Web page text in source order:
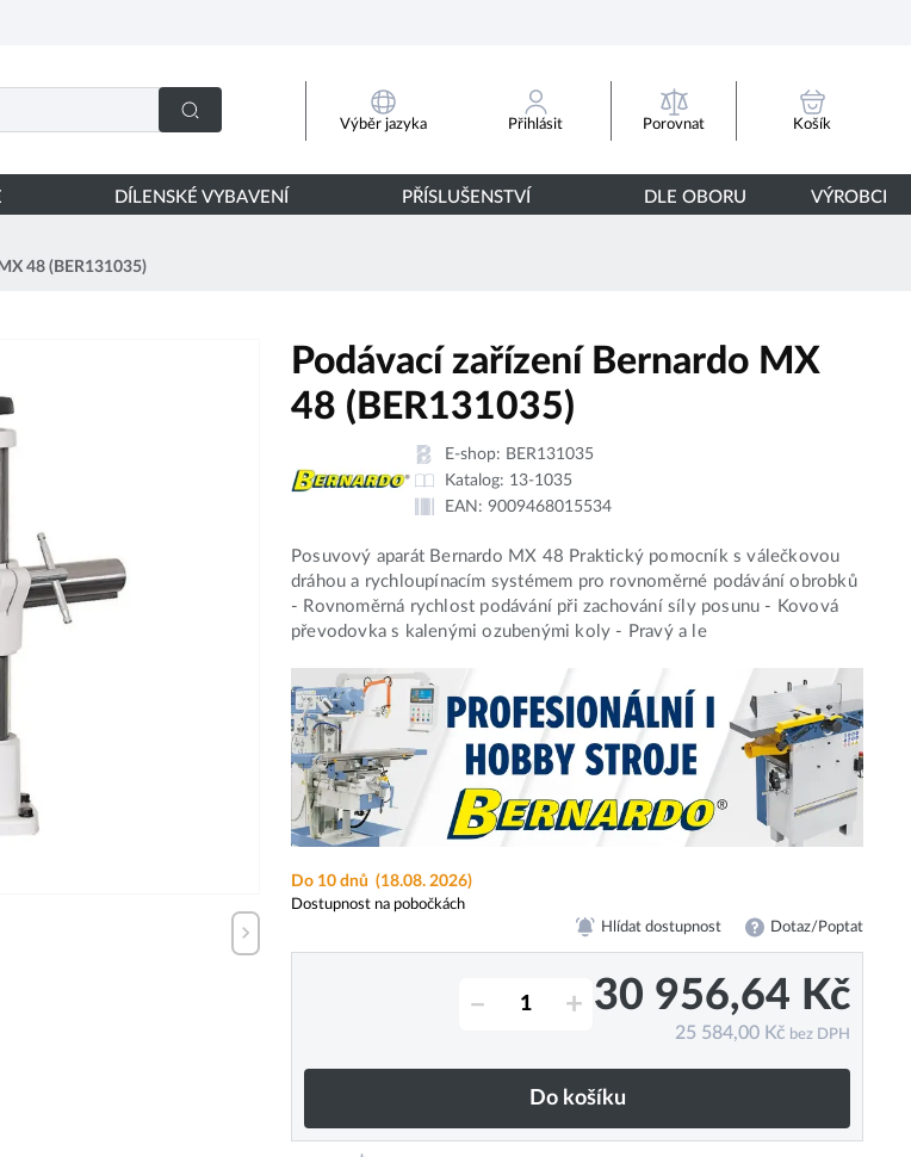
Výběr jazyka Přihlásit Porovnat Košík
DÍLENSKÉ VYBAVENÍ PŘÍSLUŠENSTVÍ DLE OBORU VÝROBCI
48 (BER131035)
Podávací zařízení Bernardo MX
48 (BER131035)
E-shop: BER131035
Katalog: 13-1035
EAN: 9009468015534
Posuvový aparát Bernardo MX 48 Praktický pomocník s válečkovou
dráhou a rychloupínacím systémem pro rovnoměrné podávání obrobků
- Rovnoměrná rychlost podávání při zachování síly posunu - Kovová
převodovka s kalenými ozubenými koly - Pravý a le
Do 10 dnů (18.08. 2026)
Dostupnost na pobočkách
Hlídat dostupnost Dotaz/Poptat
– + 30 956,64 Kč
25 584,00 Kč bez DPH
Do košíku